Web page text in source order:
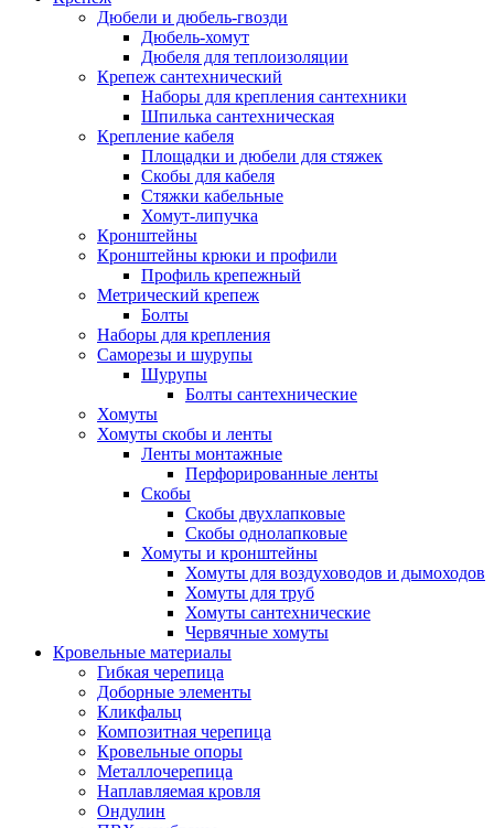
Дюбели и дюбель-гвозди
Дюбель-хомут
Дюбеля для теплоизоляции
Крепеж сантехнический
Наборы для крепления сантехники
Шпилька сантехническая
Крепление кабеля
Площадки и дюбели для стяжек
Скобы для кабеля
Стяжки кабельные
Хомут-липучка
Кронштейны
Кронштейны крюки и профили
Профиль крепежный
Метрический крепеж
Болты
Наборы для крепления
Саморезы и шурупы
Шурупы
Болты сантехнические
Хомуты
Хомуты скобы и ленты
Ленты монтажные
Перфорированные ленты
Скобы
Скобы двухлапковые
Скобы однолапковые
Хомуты и кронштейны
Хомуты для воздуховодов и дымоходов
Хомуты для труб
Хомуты сантехнические
Червячные хомуты
Кровельные материалы
Гибкая черепица
Доборные элементы
Кликфальц
Композитная черепица
Кровельные опоры
Металлочерепица
Наплавляемая кровля
Ондулин